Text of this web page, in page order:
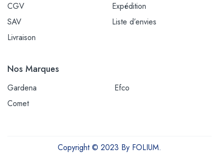
CGV
SAV
Livraison
Expédition
Liste d’envies
Nos Marques
Gardena
Efco
Comet
Copyright © 2023 By FOLIUM.